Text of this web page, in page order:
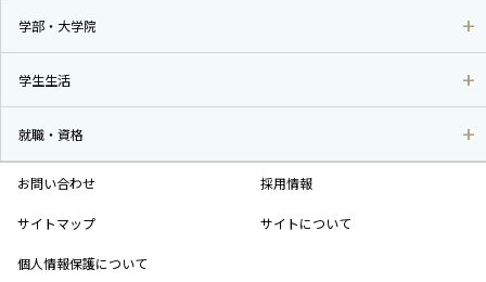
学部・大学院
学生生活
就職・資格
お問い合わせ 採用情報
サイトマップ サイトについて
個人情報保護について